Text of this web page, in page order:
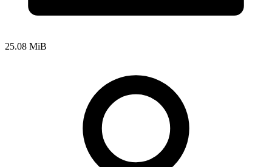
25.08 MiB